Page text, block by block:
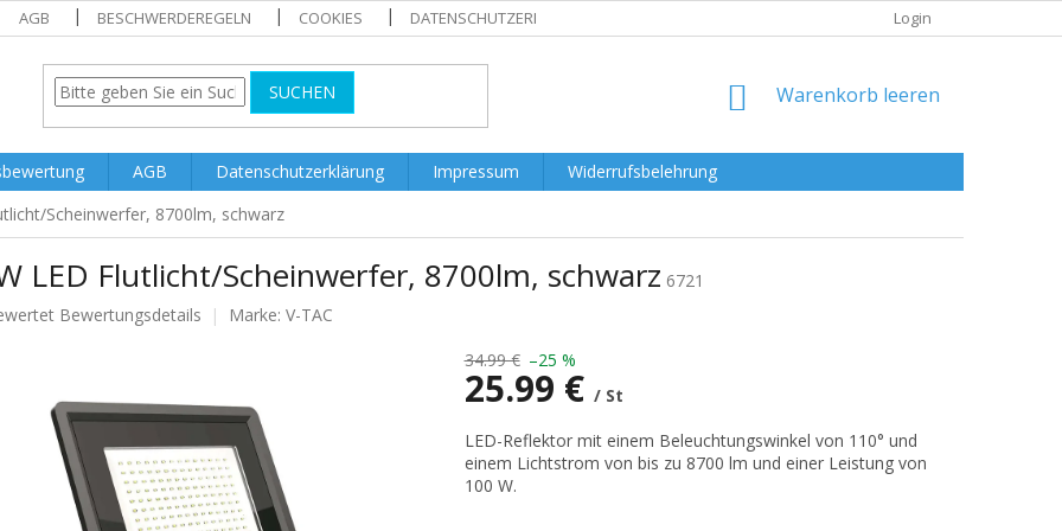
AGB BESCHWERDEREGELN COOKIES DATENSCHUTZERKLÄRUNG Login
SUCHEN WARENKORB
Warenkorb leeren
AGB Datenschutzerklärung Impressum
Widerrufsbelehrung
Scheinwerfer, 8700lm, schwarz
LED Flutlicht/Scheinwerfer, 8700lm, schwarz 6721
Bewertungsdetails Marke: V-TAC
34.99 € –25 %
25.99 € / St
Verkaufspreis:
LED-Reflektor mit einem Beleuchtungswinkel von 110° und
einem Lichtstrom von bis zu 8700 lm und einer Leistung von
100 W.